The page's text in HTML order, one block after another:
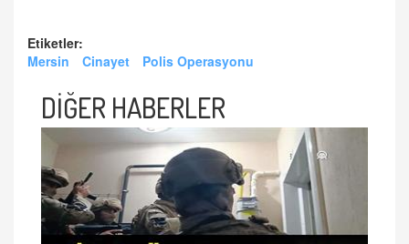
Etiketler:
Mersin
Cinayet Polis Operasyonu
DİĞER HABERLER